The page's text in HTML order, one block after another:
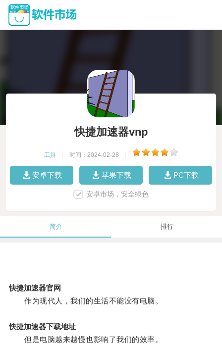
快捷加速器vnp
工具 时间：2024-02-28
安卓下载 苹果下载 PC下载
安卓市场，安全绿色
简介 排行
快捷加速器官网
作为现代人，我们的生活不能没有电脑。
快捷加速器下载地址
但是电脑越来越慢也影响了我们的效率。